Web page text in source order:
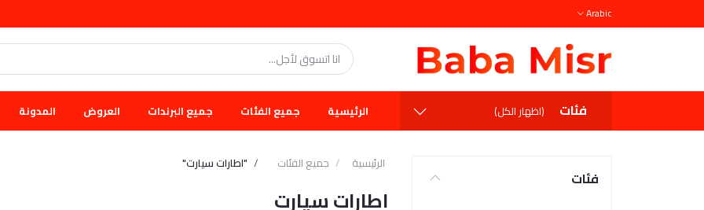
Arabic
فئات (اظهار الكل) الرئيسية جميع الفئات جميع البرندات العروض المدونة
فئات
الرئيسية جميع الفئات "اطارات سيارت"
اطارات سيارت